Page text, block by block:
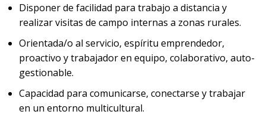
Disponer de facilidad para trabajo a distancia y
realizar visitas de campo internas a zonas rurales.
Orientada/o al servicio, espíritu emprendedor,
proactivo y trabajador en equipo, colaborativo, auto-
gestionable.
Capacidad para comunicarse, conectarse y trabajar
en un entorno multicultural.